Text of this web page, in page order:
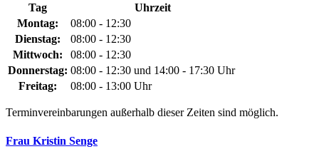
Tag
Uhrzeit
Montag:
08:00 - 12:30
Dienstag:
08:00 - 12:30
Mittwoch:
08:00 - 12:30
Donnerstag: 08:00 - 12:30 und 14:00 - 17:30 Uhr
Freitag:
08:00 - 13:00 Uhr
Terminvereinbarungen außerhalb dieser Zeiten sind möglich.
Frau Kristin Senge